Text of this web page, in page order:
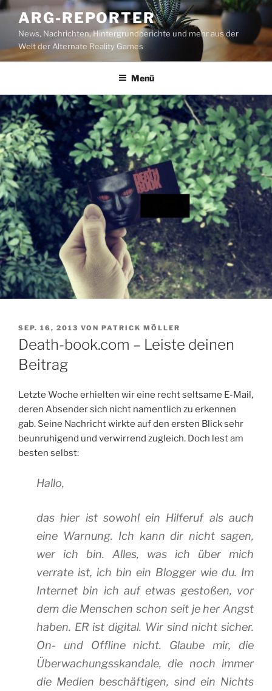
Zum
Inhalt
springen
ARG-REPORTER
News, Nachrichten, Hintergrundberichte und mehr aus der
Welt der Alternate Reality Games
Menü
VERÖFFENTLICHT
AM
SEP. 16, 2013 VON PATRICK MÖLLER
Death-book.com – Leiste deinen
Beitrag
Letzte Woche erhielten wir eine recht seltsame E-Mail,
deren Absender sich nicht namentlich zu erkennen
gab. Seine Nachricht wirkte auf den ersten Blick sehr
beunruhigend und verwirrend zugleich. Doch lest am
besten selbst:
Hallo,
das hier ist sowohl ein Hilferuf als auch
eine Warnung. Ich kann dir nicht sagen,
wer ich bin. Alles, was ich über mich
verrate ist, ich bin ein Blogger wie du. Im
Internet bin ich auf etwas gestoßen, vor
dem die Menschen schon seit je her Angst
haben. ER ist digital. Wir sind nicht sicher.
On- und Offline nicht. Glaube mir, die
Überwachungsskandale, die noch immer
die Medien beschäftigen, sind ein Nichts